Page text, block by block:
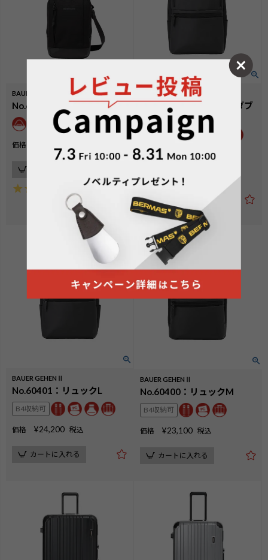
BAUERⅣ
No.60675：縦型ポーチ
価格
5.00 1）
BAUER GEHENⅡ
No.60402：エキスパンダブ
ルリュック
B4収納可
BAUER GEHENⅡ
No.60401：リュックL
B4収納可
価格 ¥24,200 税込
カートに入れる
BAUER GEHENⅡ
No.60400：リュックM
B4収納可
価格 ¥23,100 税込
カートに入れる